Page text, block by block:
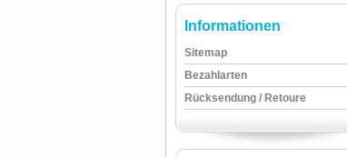
Informationen
Sitemap
Bezahlarten
Rücksendung / Retoure